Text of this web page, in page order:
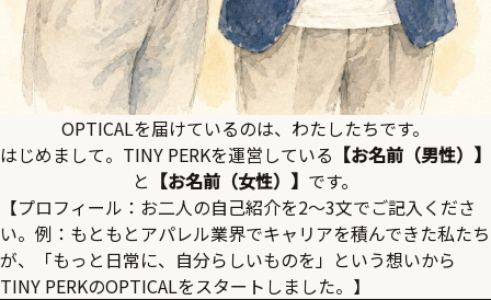
OPTICALを届けているのは、わたしたちです。
はじめまして。TINY PERKを運営している 【お名前（男性）】
と 【お名前（女性）】 です。
【プロフィール：お二人の自己紹介を2〜3文でご記入くださ
い。例：もともとアパレル業界でキャリアを積んできた私たち
が、「もっと日常に、自分らしいものを」という想いから
TINY PERKのOPTICALをスタートしました。】